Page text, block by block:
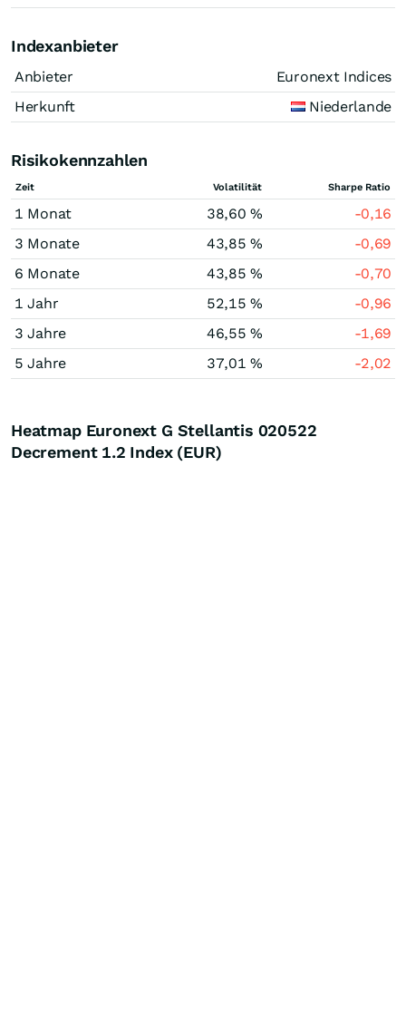
Indexanbieter
Anbieter
Euronext Indices
Herkunft
Niederlande
Risikokennzahlen
Zeit Volatilität Sharpe Ratio
1 Monat 38,60 %
-0,16
3 Monate
43,85 %
-0,69
6 Monate
43,85 %
-0,70
1 Jahr
52,15 %
-0,96
3 Jahre
46,55 %
-1,69
5 Jahre
37,01 % -2,02
Heatmap Euronext G Stellantis 020522
Decrement 1.2 Index (EUR)